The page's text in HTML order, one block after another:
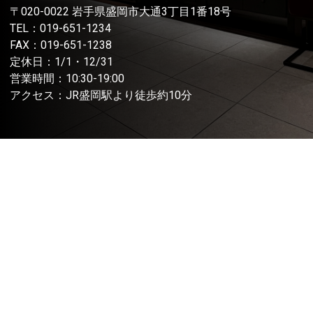
〒020-0022 岩手県盛岡市大通3丁目1番18号
TEL： 019-651-1234
FAX：019-651-1238
定休日：1/1・12/31
営業時間：10:30-19:00
アクセス：JR盛岡駅より徒歩約10分